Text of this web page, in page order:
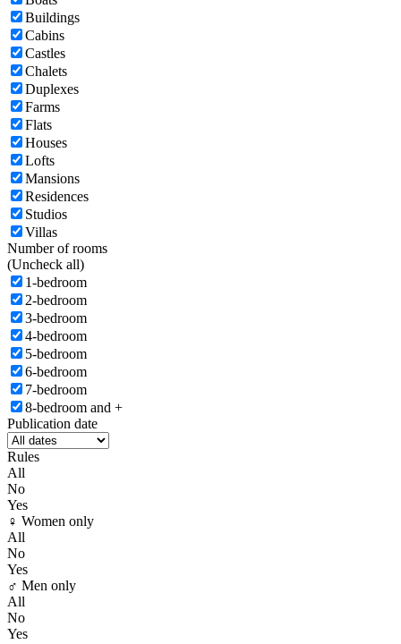
Buildings
Cabins
Castles
Chalets
Duplexes
Farms
Flats
Houses
Lofts
Mansions
Residences
Studios
Villas
Number of rooms
(Uncheck all)
1-bedroom
2-bedroom
3-bedroom
4-bedroom
5-bedroom
6-bedroom
7-bedroom
8-bedroom and +
Publication date
Rules
All
No
Yes
♀️ Women only
All
No
Yes
♂️ Men only
All
No
Yes